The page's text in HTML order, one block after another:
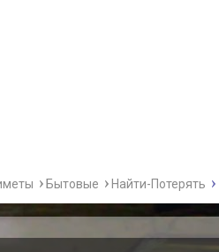
Бытовые Найти-Потерять